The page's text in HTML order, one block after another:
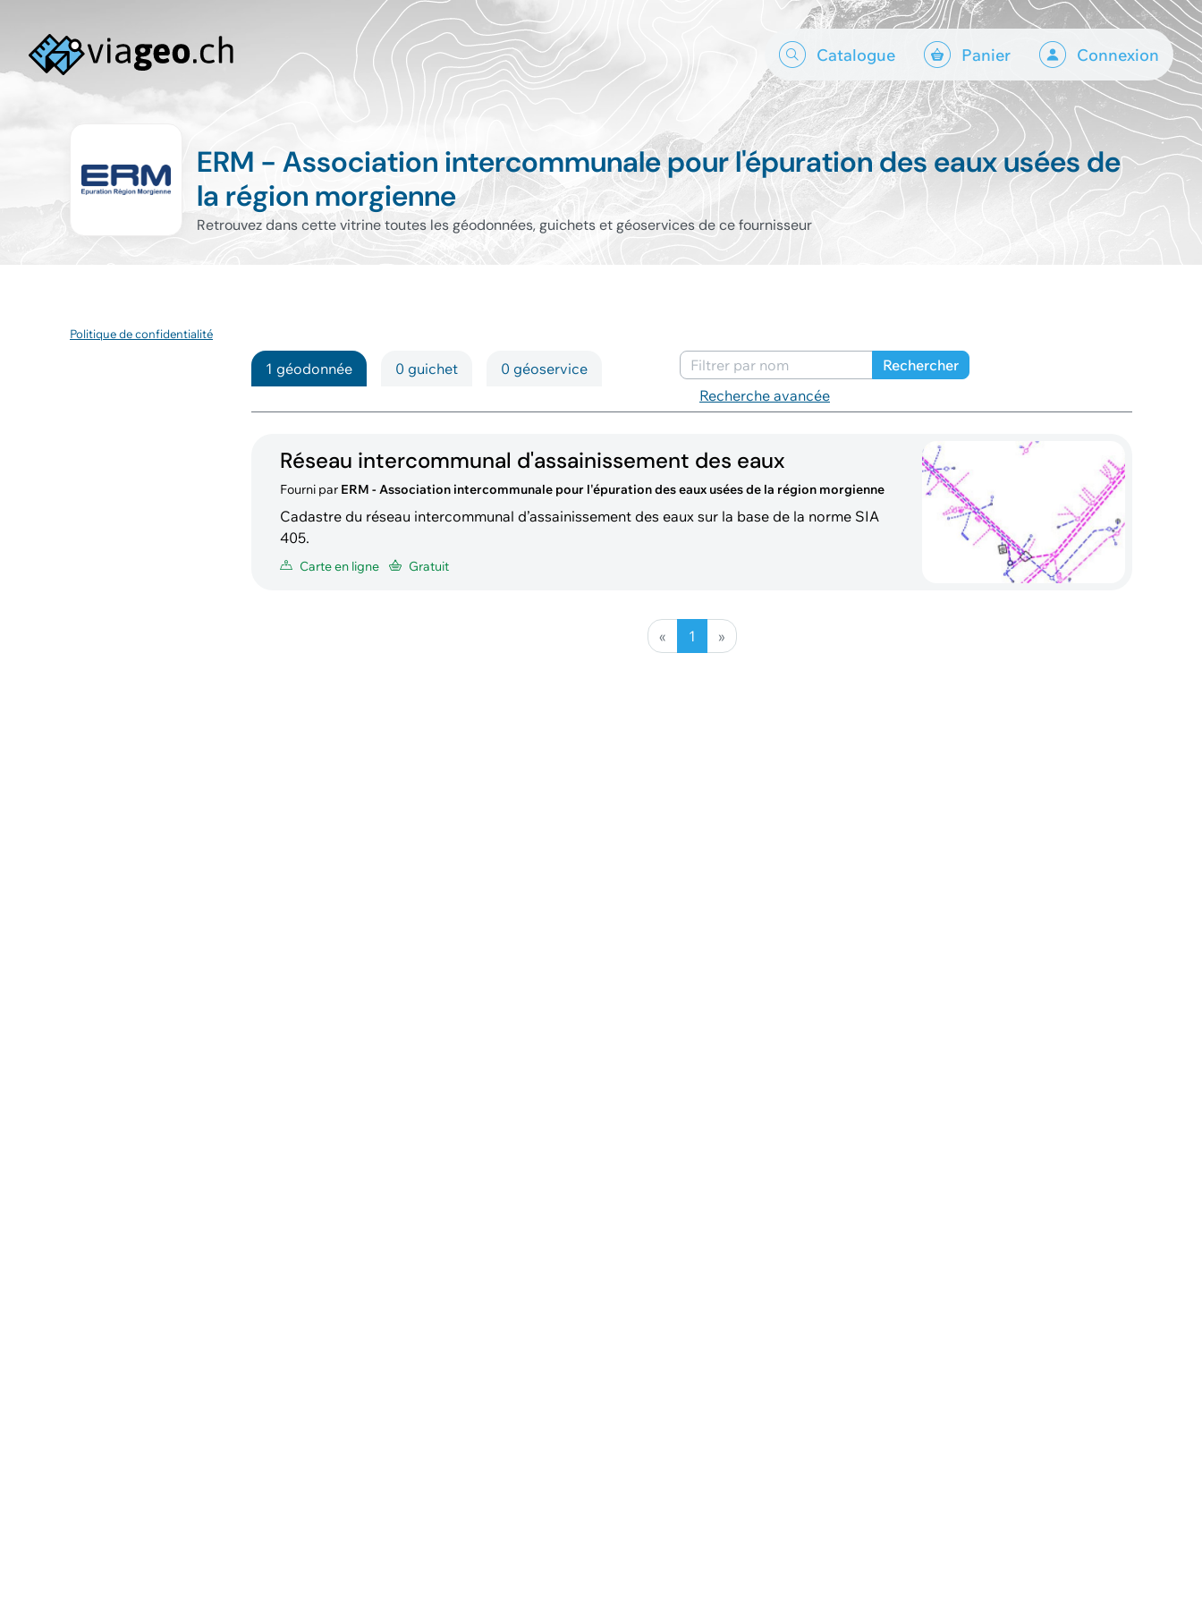
Catalogue Panier Connexion
ERM - Association intercommunale pour l'épuration des eaux usées de
la région morgienne
Retrouvez dans cette vitrine toutes les géodonnées, guichets et géoservices de ce fournisseur
Politique de confidentialité
1 géodonnée 0 guichet 0 géoservice
Mots-clés
Rechercher
Recherche avancée
Réseau intercommunal d'assainissement des eaux
Fourni par ERM - Association intercommunale pour l'épuration des eaux usées de la région morgienne
Cadastre du réseau intercommunal d’assainissement des eaux sur la base de la norme SIA
405.
Carte en ligne Gratuit
« 1 »